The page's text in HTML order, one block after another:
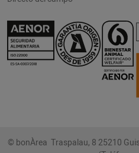
© bonÀrea Traspalau, 8 25210